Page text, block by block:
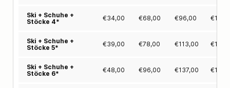
Ski + Schuhe +
Stöcke 4*
€34,00 €68,00 €96,00 €
Ski + Schuhe +
Stöcke 5*
€39,00 €78,00 €113,00 €
Ski + Schuhe +
Stöcke 6*
€48,00 €96,00 €137,00 €